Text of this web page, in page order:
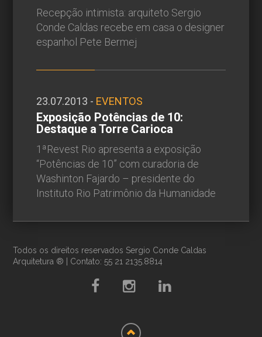
Recepção intimista: arquiteto Sergio
Conde Caldas recebe em casa o designer
espanhol Pete Bermej
23.07.2013 - EVENTOS
Exposição Potências de 10:
Destaque a Torre Carioca
1ªRevest Rio apresenta a exposição
“Potências de 10” com curadoria de
Washinton Fajardo – presidente do
Instituto Rio Patrimônio da Humanidade
Todos os direitos reservados Sergio Conde Caldas
Arquitetura ® | Contato: 55 21 2135.8814